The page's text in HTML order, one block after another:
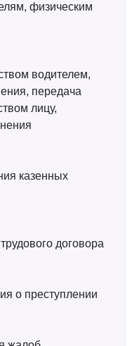
физическим
водителем,
передача
лицу,
казенных
договора
о преступлении